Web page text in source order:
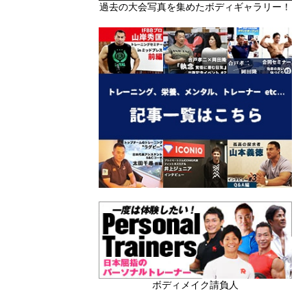
過去の大会写真を集めたボディギャラリー！
ボディメイク請負人